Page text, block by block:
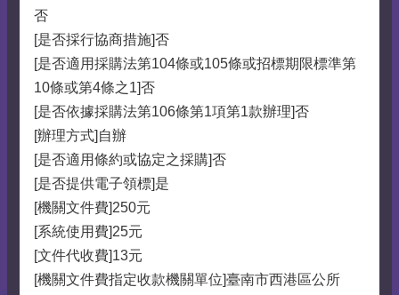
否
[是否採行協商措施]否
[是否適用採購法第104條或105條或招標期限標準第
10條或第4條之1]否
[是否依據採購法第106條第1項第1款辦理]否
[辦理方式]自辦
[是否適用條約或協定之採購]否
[是否提供電子領標]是
[機關文件費]250元
[系統使用費]25元
[文件代收費]13元
[機關文件費指定收款機關單位]臺南市西港區公所